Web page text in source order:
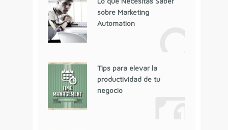
sobre Marketing
Automation
Tips para elevar la
productividad de tu
negocio